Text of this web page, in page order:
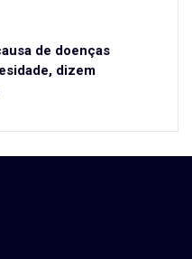
de doenças
dizem